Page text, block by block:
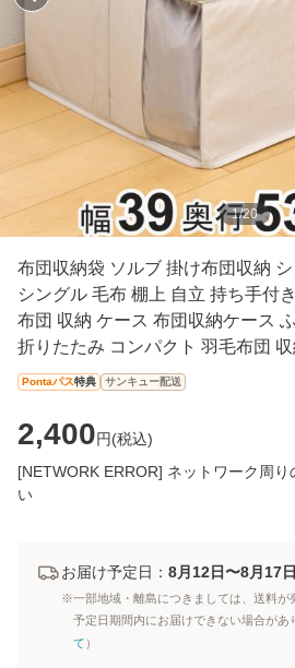
1/20
布団収納袋 ソルブ 掛け布団収納
シングル 毛布 棚上 自立 持ち手付
布団 収納 ケース 布団収納ケース
折りたたみ コンパクト 羽毛布団 収
Pontaパス特典 サンキュー配送
2,400円(税込)
[NETWORK ERROR] ネットワーク周り
い
お届け予定日： 8月12日〜8月17日
※一部地域・離島につきましては、送料が
予定日期間内にお届けできない場合があ
て ）